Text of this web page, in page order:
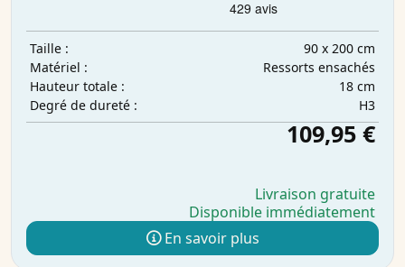
Taille :
90 x 200 cm
Matériel :
Ressorts ensachés
Hauteur totale :
18 cm
Degré de dureté :
H3
109,95 €
Livraison gratuite
Disponible immédiatement
En savoir plus